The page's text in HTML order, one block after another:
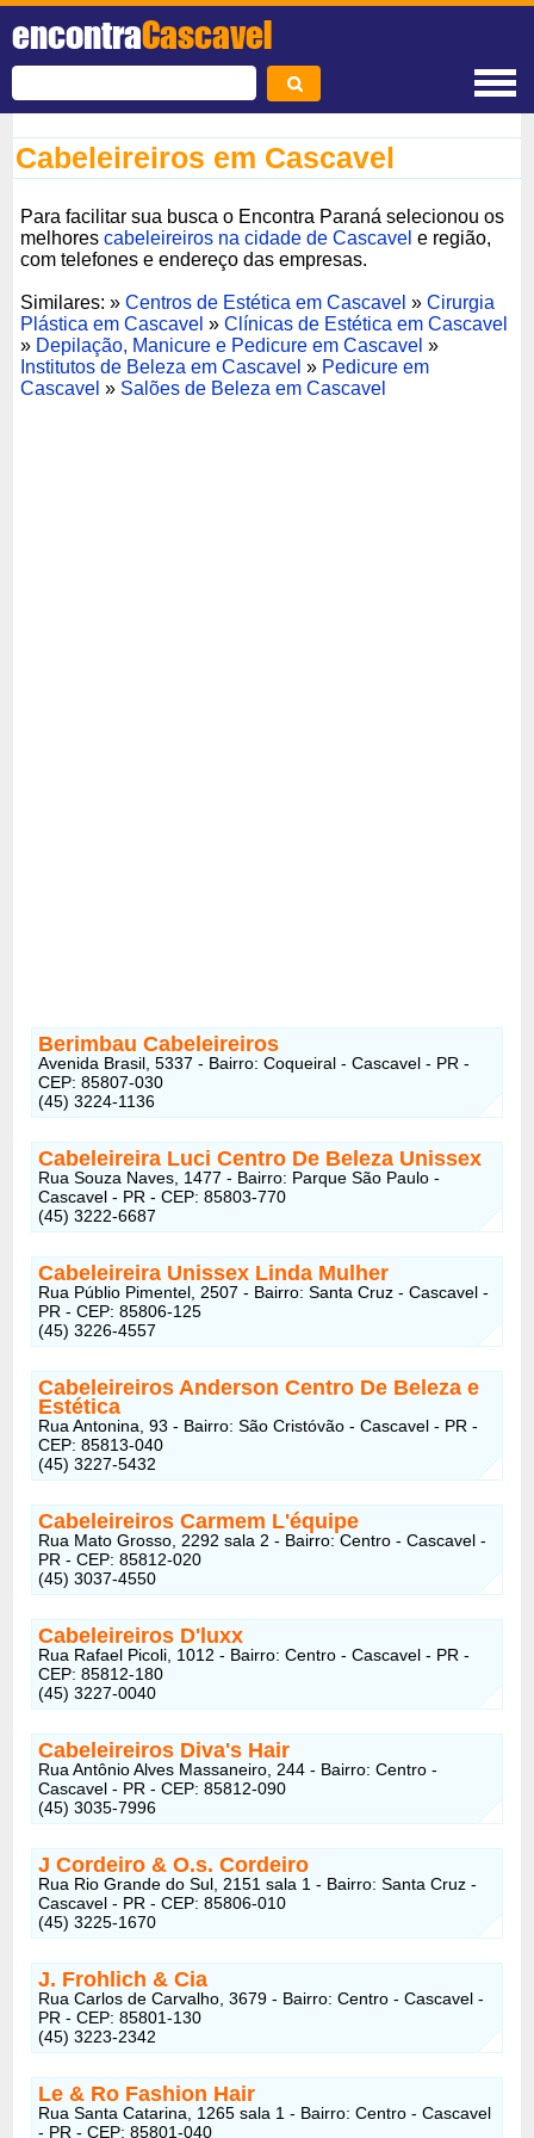
encontraCascavel
Cabeleireiros em Cascavel
Para facilitar sua busca o Encontra Paraná selecionou os
melhorescabeleireiros na cidade de Cascavel e região,
com telefones e endereço das empresas.
Similares: »Centros de Estética em Cascavel »Cirurgia
Plástica em Cascavel »Clínicas de Estética em Cascavel
» Depilação, Manicure e Pedicure em Cascavel »
Institutos de Beleza em Cascavel » Pedicure em
Cascavel » Salões de Beleza em Cascavel
Berimbau Cabeleireiros
Avenida Brasil, 5337 - Bairro: Coqueiral - Cascavel - PR -
CEP: 85807-030
(45) 3224-1136
Cabeleireira Luci Centro De Beleza Unissex
Rua Souza Naves, 1477 - Bairro: Parque São Paulo -
Cascavel - PR - CEP: 85803-770
(45) 3222-6687
Cabeleireira Unissex Linda Mulher
Rua Públio Pimentel, 2507 - Bairro: Santa Cruz - Cascavel -
PR - CEP: 85806-125
(45) 3226-4557
Cabeleireiros Anderson Centro De Beleza e
Estética
Rua Antonina, 93 - Bairro: São Cristóvão - Cascavel - PR -
CEP: 85813-040
(45) 3227-5432
Cabeleireiros Carmem L'équipe
Rua Mato Grosso, 2292 sala 2 - Bairro: Centro - Cascavel -
PR - CEP: 85812-020
(45) 3037-4550
Cabeleireiros D'luxx
Rua Rafael Picoli, 1012 - Bairro: Centro - Cascavel - PR -
CEP: 85812-180
(45) 3227-0040
Cabeleireiros Diva's Hair
Rua Antônio Alves Massaneiro, 244 - Bairro: Centro -
Cascavel - PR - CEP: 85812-090
(45) 3035-7996
J Cordeiro & O.s. Cordeiro
Rua Rio Grande do Sul, 2151 sala 1 - Bairro: Santa Cruz -
Cascavel - PR - CEP: 85806-010
(45) 3225-1670
J. Frohlich & Cia
Rua Carlos de Carvalho, 3679 - Bairro: Centro - Cascavel -
PR - CEP: 85801-130
(45) 3223-2342
Le & Ro Fashion Hair
Rua Santa Catarina, 1265 sala 1 - Bairro: Centro - Cascavel
- PR - CEP: 85801-040